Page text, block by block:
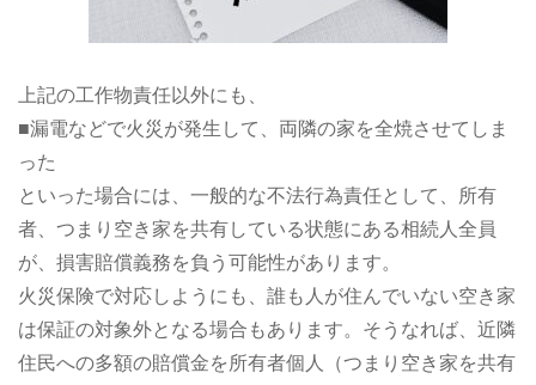
上記の工作物責任以外にも、
■漏電などで火災が発生して、両隣の家を全焼させてしま
った
といった場合には、一般的な不法行為責任として、所有
者、つまり空き家を共有している状態にある相続人全員
が、損害賠償義務を負う可能性があります。
火災保険で対応しようにも、誰も人が住んでいない空き家
は保証の対象外となる場合もあります。そうなれば、近隣
住民への多額の賠償金を所有者個人（つまり空き家を共有